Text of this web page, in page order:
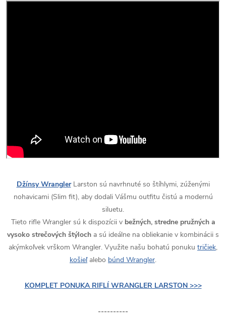
Džínsy WranglerLarston sú navrhnuté so štíhlymi, zúženými
nohavicami (Slim fit), aby dodali Vášmu outfitu čistú a modernú
siluetu.
Tieto rifle Wrangler sú k dispozícii v bežných, stredne pružných a
vysoko strečových štýloch a sú ideálne na obliekanie v kombinácii s
akýmkoľvek vrškom Wrangler. Využite našu bohatú ponuku tričiek,
košieľalebo búnd Wrangler.
KOMPLET PONUKA RIFLÍ WRANGLER LARSTON >>>
----------